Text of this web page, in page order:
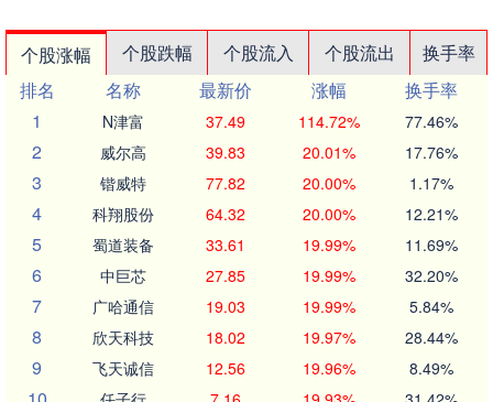
个股涨幅 个股跌幅 个股流入 个股流出
换手率
排名
名称 最新价 涨幅
换手率
1
N津富 37.49 114.72% 77.46%
2 威尔高 39.83 20.01% 17.76%
3 锴威特 77.82 20.00% 1.17%
4 科翔股份 64.32 20.00% 12.21%
5 蜀道装备 33.61 19.99% 11.69%
6 中巨芯 27.85 19.99% 32.20%
7 广哈通信 19.03 19.99% 5.84%
8 欣天科技 18.02 19.97% 28.44%
9 飞天诚信 12.56 19.96% 8.49%